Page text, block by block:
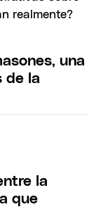
una
de la
la
que